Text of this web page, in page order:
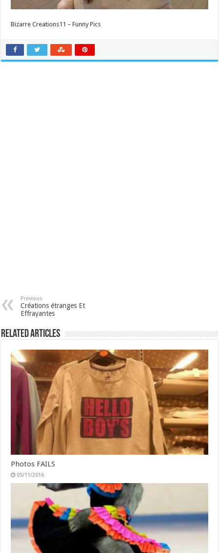
Bizarre Creations11 – Funny Pics
Previous
Créations étranges Et
Effrayantes
Related Articles
Photos FAILS
05/11/2016